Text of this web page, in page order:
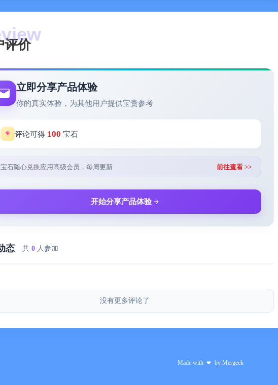
：
注
Forest专注森林，潮汐，headspace，不背等app一起使用。在请求权限的时候请同
和条款：
订阅：USD $4.99 每月，即可获得跳过广告等特殊功能。
确认购买后向 iTunes 帐户收取。
在当前预订期结束前 24 小时关闭自动续订，否则订阅将自动续订。
评价
立即分享产品体验
你的真实体验，为其他用户提供宝贵参考
评论可得 100 宝石
宝石随心兑换应用高级会员，每周更新 前往查看 >>
开始分享产品体验
态 共 0 人参加
没有更多评论了
Made with ❤ by Mergeek